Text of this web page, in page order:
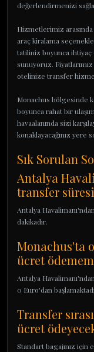
değerlendirmenizi
Hizmetlerimiz
araç kiralama
tatiliniz boyunca
sunuyoruz.
otelinize transfer
Monachus bölgesinde
boyunca rahat bir
havaalanında sizi
konaklayacağınız yere
Sık Sorulan
Antalya
transfer
Antalya
dakikadır.
Monachus'ta
ücret
Antalya
0 Euro'dan
Transfer
ücret
Standart bagajınız